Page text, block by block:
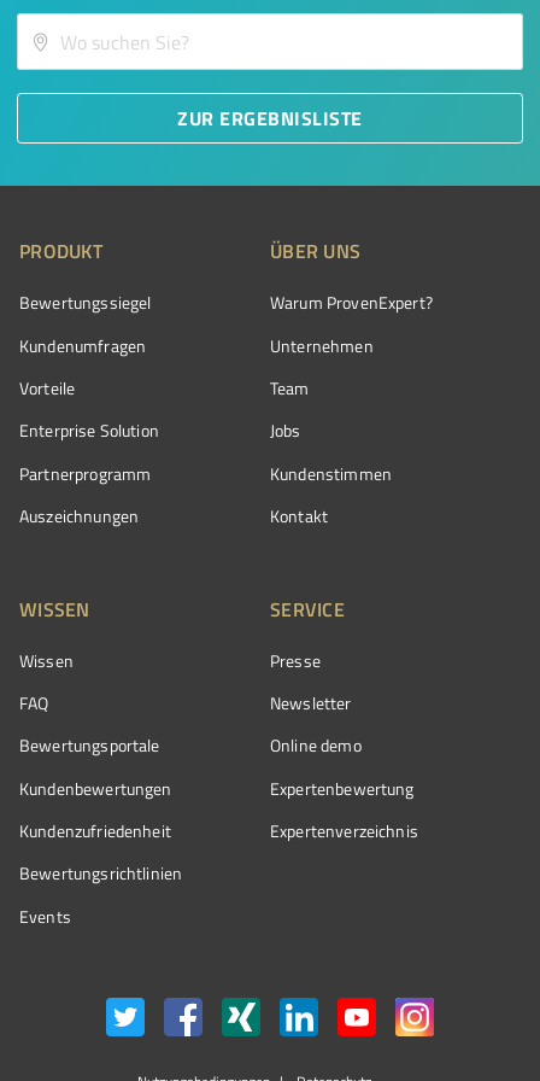
ZUR ERGEBNISLISTE
PRODUKT
Bewertungssiegel
Kundenumfragen
Vorteile
Enterprise Solution
Partnerprogramm
Auszeichnungen
ÜBER UNS
Warum ProvenExpert?
Unternehmen
Team
Jobs
Kundenstimmen
Kontakt
WISSEN
Wissen
FAQ
Bewertungsportale
Kundenbewertungen
Kundenzufriedenheit
Bewertungs­richtlinien
Events
SERVICE
Presse
Newsletter
Online demo
Expertenbewertung
Expertenverzeichnis